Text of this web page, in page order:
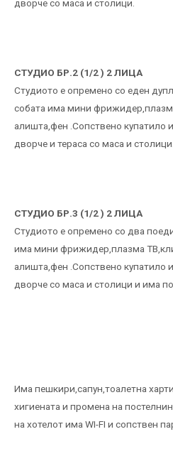
дворче со маса и столици.
СТУДИО БР.2 (1/2 ) 2 ЛИЦА
Студиото е опремено со еден
собата има мини
алишта,фен .Сопствено купатило
дворче и тераса со маса и столици.
СТУДИО БР.3 (1/2 ) 2 ЛИЦА
Студиото е опремено со два
има мини фрижидер,плазма
алишта,фен .Сопствено купатило
дворче со маса и столици и има
Има пешкири,сапун,тоалетна
хигиената и промена на
на хотелот има WI-FI и сопствен